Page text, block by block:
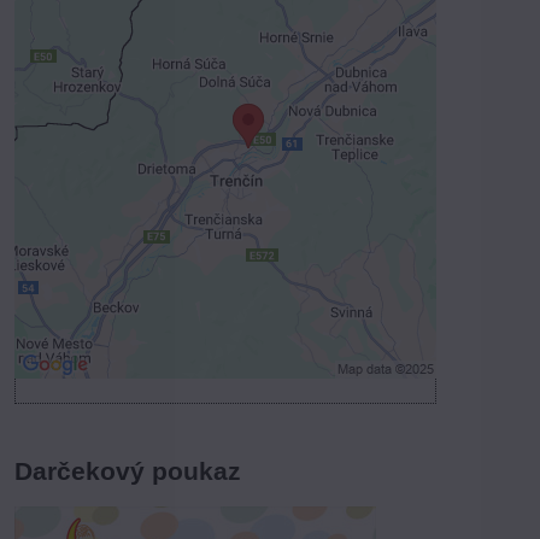
Externý obsah je blokovaný
Voľbami súkromia
Prajete si načítať externý obsah?
Povoliť tentokrát
Povoliť a zapamätať - súhlas s druhom
cookie: Funkčné
Darčekový poukaz